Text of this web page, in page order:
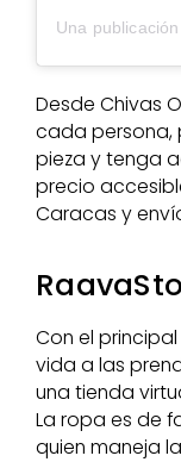
Desde Chivas
cada persona,
pieza y tenga
precio
Caracas y
Con el
vida a las
una tienda
La ropa es de
quien maneja